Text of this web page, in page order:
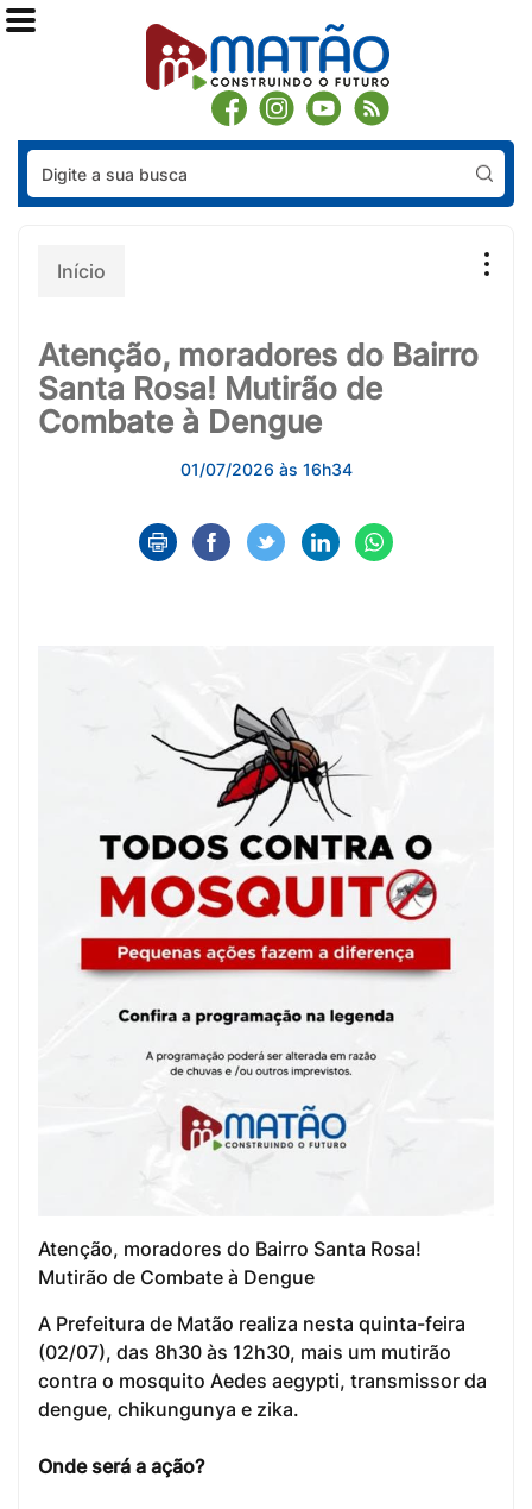
Início
Atenção, moradores do Bairro
Santa Rosa! Mutirão de
Combate à Dengue
01/07/2026 às 16h34
Atenção, moradores do Bairro Santa Rosa!
Mutirão de Combate à Dengue
A Prefeitura de Matão realiza nesta quinta-feira
(02/07), das 8h30 às 12h30, mais um mutirão
contra o mosquito Aedes aegypti, transmissor da
dengue, chikungunya e zika.
Onde será a ação?